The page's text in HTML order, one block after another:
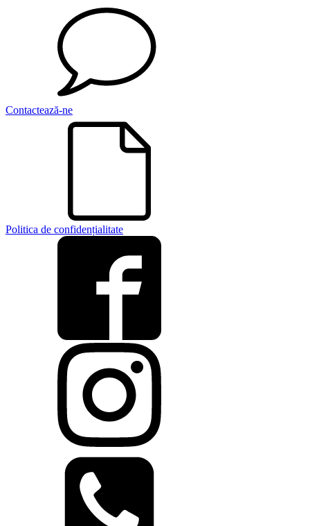
Contactează-ne
Politica de confidențialitate